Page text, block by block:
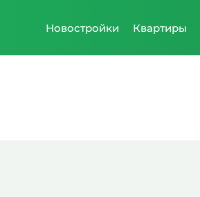
Новостройки Квартиры